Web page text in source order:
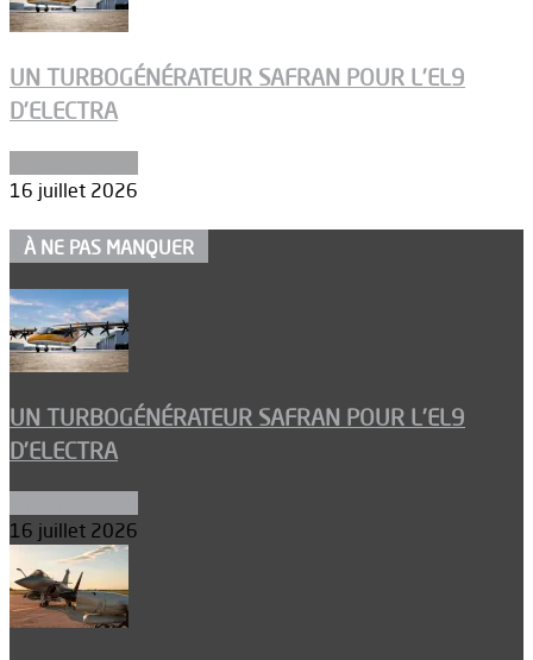
UN TURBOGÉNÉRATEUR SAFRAN POUR L’EL9
D’ELECTRA
16 juillet 2026
À NE PAS MANQUER
UN TURBOGÉNÉRATEUR SAFRAN POUR L’EL9
D’ELECTRA
16 juillet 2026